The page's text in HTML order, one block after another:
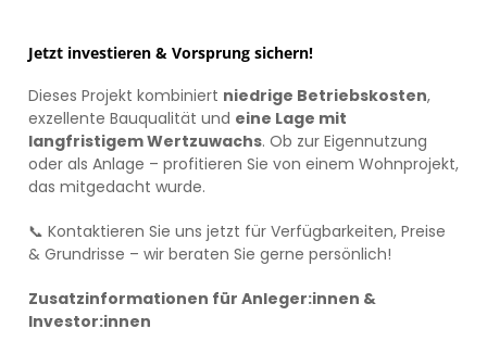
Jetzt investieren & Vorsprung sichern!
Dieses Projekt kombiniert niedrige Betriebskosten,
exzellente Bauqualität und eine Lage mit
langfristigem Wertzuwachs. Ob zur Eigennutzung
oder als Anlage – profitieren Sie von einem Wohnprojekt,
das mitgedacht wurde.
📞 Kontaktieren Sie uns jetzt für Verfügbarkeiten, Preise
& Grundrisse – wir beraten Sie gerne persönlich!
Zusatzinformationen für Anleger:innen &
Investor:innen